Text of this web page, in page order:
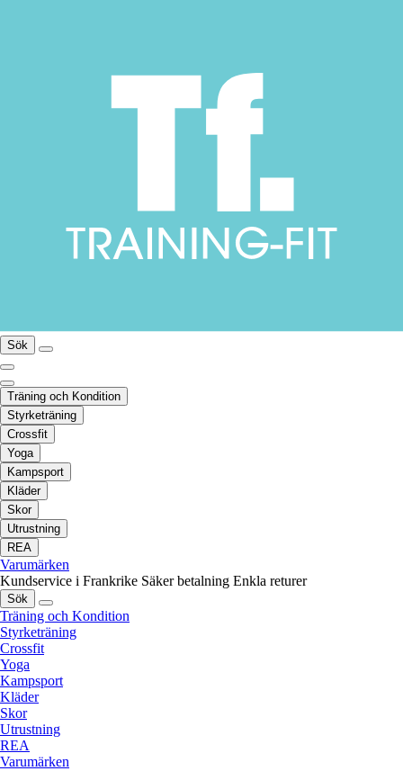
Sök
Träning och Kondition
Styrketräning
Crossfit
Yoga
Kampsport
Kläder
Skor
Utrustning
REA
Varumärken
Kundservice i Frankrike Säker betalning Enkla returer
Sök
Träning och Kondition
Styrketräning
Crossfit
Yoga
Kampsport
Kläder
Skor
Utrustning
REA
Varumärken